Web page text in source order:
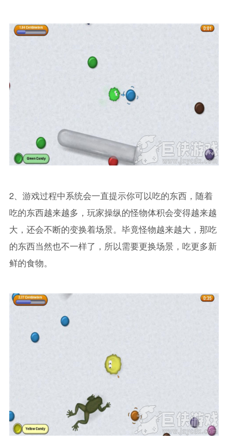
2、游戏过程中系统会一直提示你可以吃的东西，随着
吃的东西越来越多，玩家操纵的怪物体积会变得越来越
大，还会不断的变换着场景。毕竟怪物越来越大，那吃
的东西当然也不一样了，所以需要更换场景，吃更多新
鲜的食物。